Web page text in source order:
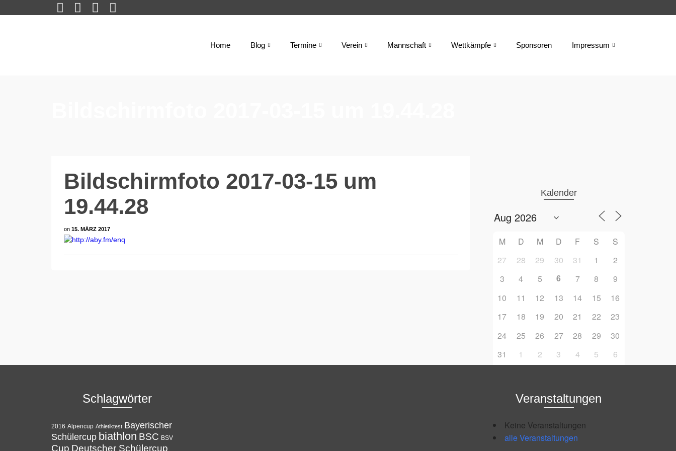
Home Blog Termine Verein Mannschaft Wettkämpfe Sponsoren Impressum
Bildschirmfoto 2017-03-15 um
19.44.28
on 15. MÄRZ 2017
Kalender
M D M D F S
S
27
28 29 30 31 1
2
3
4 5 6 7 8
9
10
11 12 13 14 15
16
17
18 19 20 21 22
23
24
25 26 27 28 29
30
31
1 2 3 4 5 6
Schlagwörter
2016 Alpencup Athletiktest Bayerischer
Schülercup biathlon BSC BSV
Cup Deutscher Schülercup
Veranstaltungen
Keine Veranstaltungen
alle Veranstaltungen